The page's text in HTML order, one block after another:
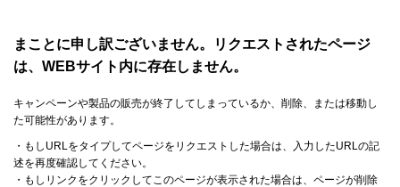
まことに申し訳ございません。リクエストされたページ
は、WEBサイト内に存在しません。
キャンペーンや製品の販売が終了してしまっているか、削除、または移動し
た可能性があります。
・もしURLをタイプしてページをリクエストした場合は、入力したURLの記
述を再度確認してください。
・もしリンクをクリックしてこのページが表示された場合は、ページが削除